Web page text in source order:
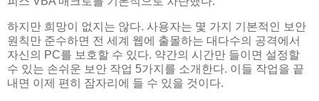
하지만 희망이 없지는 않다. 사용자는 몇 가지 기본적인 보안
원칙만 준수하면 전 세계 웹에 출몰하는 대다수의 공격에서
자신의 PC를 보호할 수 있다. 약간의 시간만 들이면 설정할
수 있는 손쉬운 보안 작업 5가지를 소개한다. 이들 작업을 끝
내면 이제 편히 잠자리에 들 수 있을 것이다.